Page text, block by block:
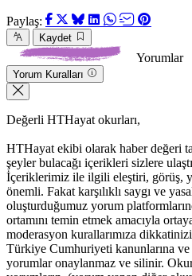
Paylaş:
Kaydet
Yorumlar
Yorum Kuralları
Değerli HTHayat okurları,
HTHayat ekibi olarak haber değeri
şeyler bulacağı içerikleri sizlere
İçeriklerimiz ile ilgili eleştiri, görüş,
önemli. Fakat karşılıklı saygı ve
oluşturduğumuz yorum
ortamını temin etmek amacıyla
moderasyon kurallarımıza
Türkiye Cumhuriyeti kanunlarına ve
yorumlar onaylanmaz ve silinir.